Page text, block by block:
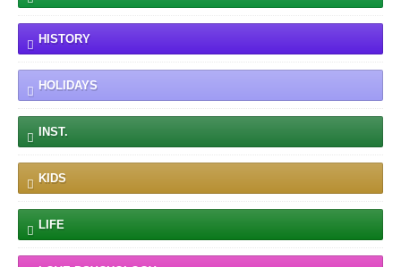
HISTORY
HOLIDAYS
INST.
KIDS
LIFE